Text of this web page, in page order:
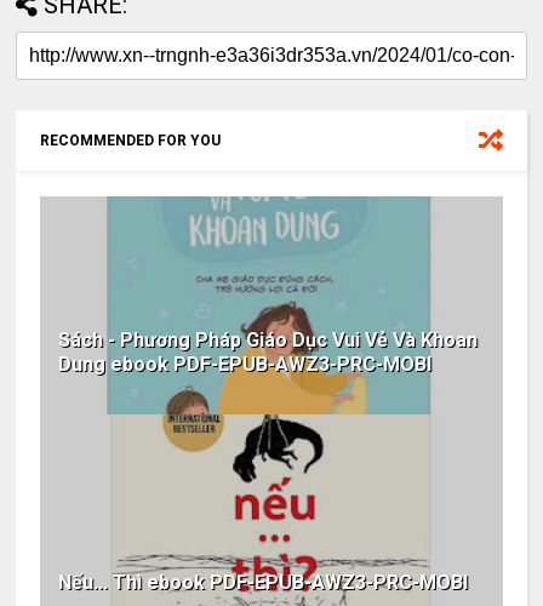
RECOMMENDED FOR YOU
Sách - Phương Pháp Giáo Dục Vui Vẻ Và Khoan
Dung ebook PDF-EPUB-AWZ3-PRC-MOBI
Nếu... Thì ebook PDF-EPUB-AWZ3-PRC-MOBI